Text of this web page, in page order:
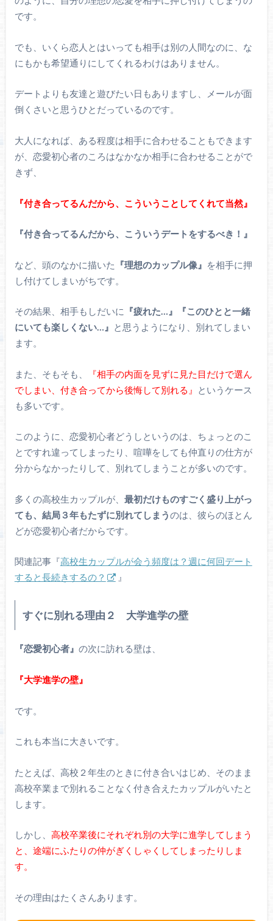
です。
でも、いくら恋人とはいっても相手は別の人間なのに、な
にもかも希望通りにしてくれるわけはありません。
デートよりも友達と遊びたい日もありますし、メールが面
倒くさいと思うひとだっているのです。
大人になれば、ある程度は相手に合わせることもできます
が、恋愛初心者のころはなかなか相手に合わせることがで
きず、
『付き合ってるんだから、こういうことしてくれて当然』
『付き合ってるんだから、こういうデートをするべき！』
など、頭のなかに描いた 『理想のカップル像』 を相手に押
し付けてしまいがちです。
その結果、相手もしだいに 『疲れた…』『このひとと一緒
にいても楽しくない…』 と思うようになり、別れてしまい
ます。
また、そもそも、
『相手の内面を見ずに見た目だけで選ん
でしまい、付き合ってから後悔して別れる』
というケース
も多いです。
このように、恋愛初心者どうしというのは、ちょっとのこ
とですれ違ってしまったり、喧嘩をしても仲直りの仕方が
分からなかったりして、別れてしまうことが多いのです。
多くの高校生カップルが、 最初だけものすごく盛り上がっ
ても、結局３年もたずに別れてしまうのは、彼らのほとん
どが恋愛初心者だからです。
関連記事『高校生カップルが会う頻度は？週に何回デート
すると長続きするの？
』
すぐに別れる理由２ 大学進学の壁
『恋愛初心者』 の次に訪れる壁は、
『大学進学の壁』
です。
これも本当に大きいです。
たとえば、高校２年生のときに付き合いはじめ、そのまま
高校卒業まで別れることなく付き合えたカップルがいたと
します。
しかし、 高校卒業後にそれぞれ別の大学に進学してしまう
と、途端にふたりの仲がぎくしゃくしてしまったりしま
す。
その理由はたくさんあります。